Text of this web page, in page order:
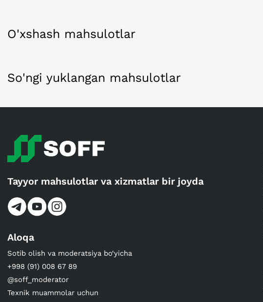
O'xshash mahsulotlar
So'ngi yuklangan mahsulotlar
Tayyor mahsulotlar va xizmatlar bir joyda
Aloqa
Sotib olish va moderatsiya bo‘yicha
+998 (91) 008 67 89
@soff_moderator
Texnik muammolar uchun